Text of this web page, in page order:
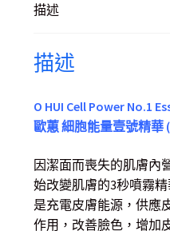
描述
描述
O HUI Cell Power No.1
歐蕙 細胞能量壹號精華
因潔面而喪失的肌膚內
始改變肌膚的3秒噴霧
是充電皮膚能源，供應
作用，改善臉色，增加